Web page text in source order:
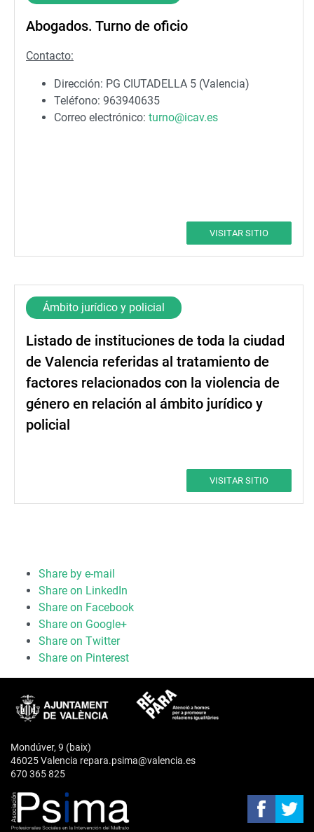
Abogados. Turno de oficio
Contacto:
Dirección: PG CIUTADELLA 5 (Valencia)
Teléfono: 963940635
Correo electrónico: turno@icav.es
VISITAR SITIO
Ámbito jurídico y policial
Listado de instituciones de toda la ciudad
de Valencia referidas al tratamiento de
factores relacionados con la violencia de
género en relación al ámbito jurídico y
policial
VISITAR SITIO
Share by e-mail
Share on LinkedIn
Share on Facebook
Share on Google+
Share on Twitter
Share on Pinterest
Mondúver, 9 (baix)
46025 Valencia repara.psima@valencia.es
670 365 825